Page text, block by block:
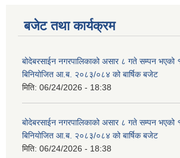
बजेट तथा कार्यक्रम
बोदेबरसाईन नगरपालिकाको असार ८ गते सम्पन
बिनियोजित आ.ब. २०८३/०८४ को बार्षिक बजेट
मिति: 06/24/2026 - 18:38
बोदेबरसाईन नगरपालिकाको असार ८ गते सम्पन
बिनियोजित आ.ब. २०८३/०८४ को बार्षिक बजेट
मिति: 06/24/2026 - 18:38